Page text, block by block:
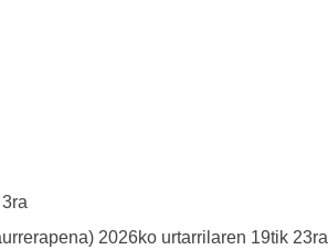
2026ko urtarrilaren 19tik 23ra